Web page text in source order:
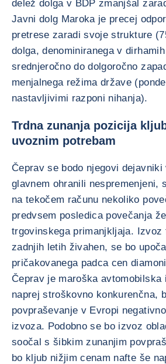
delež dolga v BDP zmanjšal
Javni dolg Maroka je precej
pretrese zaradi svoje strukture
dolga, denominiranega v
srednjeročno do dolgoročno
menjalnega režima države
nastavljivimi razponi nihanja).
Trdna zunanja pozicija
uvoznim potrebam
Čeprav se bodo njegovi dejavniki
glavnem ohranili nespremenjeni,
na tekočem računu nekoliko
predvsem posledica povečanja
trgovinskega primanjkljaja.
zadnjih letih živahen, se bo
pričakovanega padca cen
Čeprav je maroška avtomobilska
naprej stroškovno konkurenčna,
povpraševanje v Evropi
izvoza. Podobno se bo izvoz
soočal s šibkim zunanjim
bo kljub nižjim cenam nafte še